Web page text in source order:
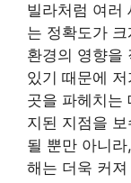
빌라처럼 여러
는 정확도가
환경의 영향을
있기 때문에
곳을 파헤치는
지된 지점을
될 뿐만 아니
해는 더욱 커